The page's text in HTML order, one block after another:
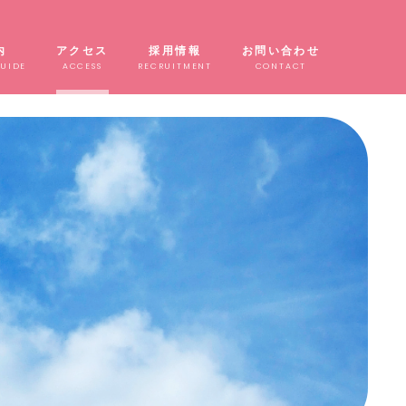
アクセス 採用情報 お問い合わせ